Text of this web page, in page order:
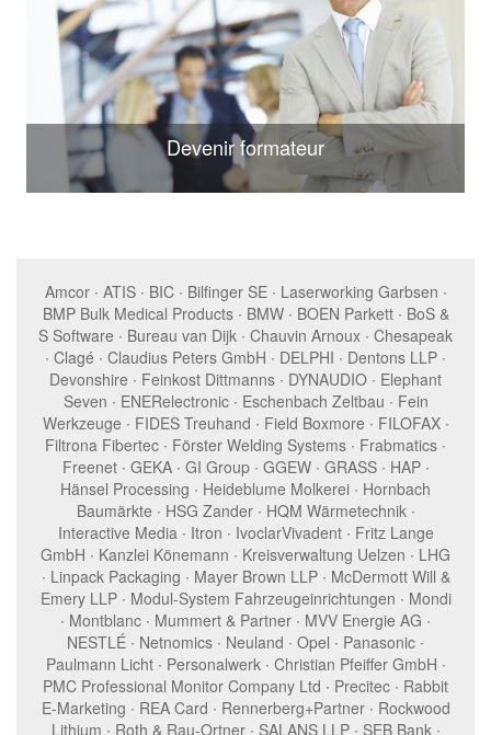
Devenir formateur
Amcor ∙ ATIS ∙ BIC ∙ Bilfinger SE ∙ Laserworking Garbsen ∙
BMP Bulk Medical Products ∙ BMW ∙ BOEN Parkett ∙ BoS &
S Software ∙ Bureau van Dijk ∙ Chauvin Arnoux ∙ Chesapeak
∙ Clagé ∙ Claudius Peters GmbH ∙ DELPHI ∙ Dentons LLP ∙
Devonshire ∙ Feinkost Dittmanns ∙ DYNAUDIO ∙ Elephant
Seven ∙ ENERelectronic ∙ Eschenbach Zeltbau ∙ Fein
Werkzeuge ∙ FIDES Treuhand ∙ Field Boxmore ∙ FILOFAX ∙
Filtrona Fibertec ∙ Förster Welding Systems ∙ Frabmatics ∙
Freenet ∙ GEKA ∙ GI Group ∙ GGEW ∙ GRASS ∙ HAP ∙
Hänsel Processing ∙ Heideblume Molkerei ∙ Hornbach
Baumärkte ∙ HSG Zander ∙ HQM Wärmetechnik ∙
Interactive Media ∙ Itron ∙ IvoclarVivadent ∙ Fritz Lange
GmbH ∙ Kanzlei Könemann ∙ Kreisverwaltung Uelzen ∙ LHG
∙ Linpack Packaging ∙ Mayer Brown LLP ∙ McDermott Will &
Emery LLP ∙ Modul-System Fahrzeugeinrichtungen ∙ Mondi
∙ Montblanc ∙ Mummert & Partner ∙ MVV Energie AG ∙
NESTLÉ ∙ Netnomics ∙ Neuland ∙ Opel ∙ Panasonic ∙
Paulmann Licht ∙ Personalwerk ∙ Christian Pfeiffer GmbH ∙
PMC Professional Monitor Company Ltd ∙ Precitec ∙ Rabbit
E-Marketing ∙ REA Card ∙ Rennerberg+Partner ∙ Rockwood
Lithium ∙ Roth & Rau-Ortner ∙ SALANS LLP ∙ SEB Bank ∙